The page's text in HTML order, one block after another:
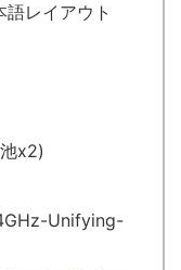
レイアウト
x2)
Unifying-